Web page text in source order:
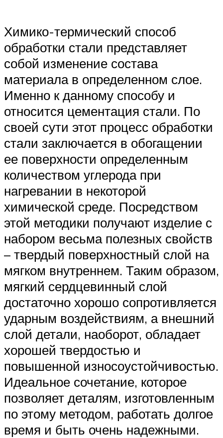
Химико-термический способ
обработки стали представляет
собой изменение состава
материала в определенном слое.
Именно к данному способу и
относится цементация стали. По
своей сути этот процесс обработки
стали заключается в обогащении
ее поверхности определенным
количеством углерода при
нагревании в некоторой
химической среде. Посредством
этой методики получают изделие с
набором весьма полезных свойств
– твердый поверхностный слой на
мягком внутреннем. Таким образом,
мягкий сердцевинный слой
достаточно хорошо сопротивляется
ударным воздействиям, а внешний
слой детали, наоборот, обладает
хорошей твердостью и
повышенной износоустойчивостью.
Идеальное сочетание, которое
позволяет деталям, изготовленным
по этому методом, работать долгое
время и быть очень надежными.